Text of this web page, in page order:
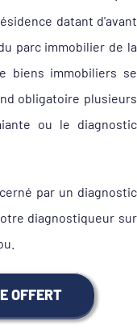
datant d'avant
parc immobilier de la
biens immobiliers se
obligatoire plusieurs
ou le diagnostic
par un diagnostic
diagnostiqueur sur
OFFERT